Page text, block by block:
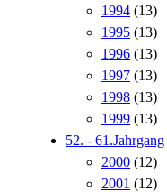
1994 (13)
1995 (13)
1996 (13)
1997 (13)
1998 (13)
1999 (13)
52. - 61.Jahrgang
2000 (12)
2001 (12)